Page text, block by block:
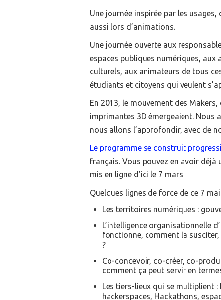
Une journée inspirée par les
aussi lors d’animations.
Une journée ouverte aux
espaces publiques numériques,
culturels, aux animateurs de tous
étudiants et citoyens qui veulent
En 2013, le mouvement des
imprimantes 3D émergeaient. Nous
nous allons l’approfondir, avec de
Le programme se construit
français. Vous pouvez en avoir déjà
mis en ligne d’ici le 7 mars.
Quelques lignes de force de ce 7
Les territoires numériques :
L’intelligence organisationnelle
fonctionne, comment la
?
Co-concevoir, co-créer, co-
comment ça peut servir en
Les tiers-lieux qui se multiplient :
hackerspaces, Hackathons,